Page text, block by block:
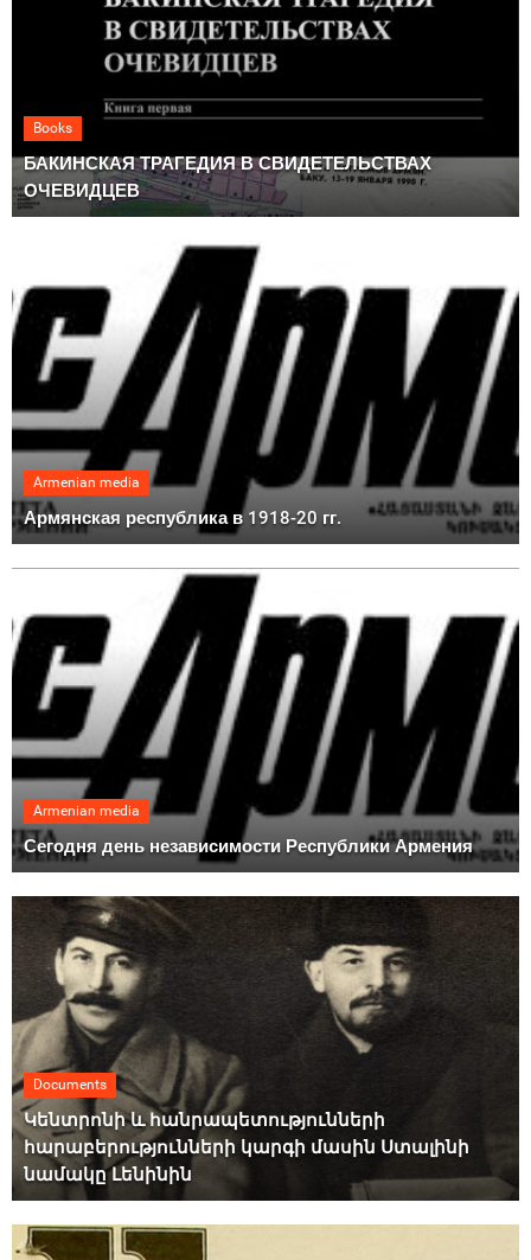
Books
БАКИНСКАЯ ТРАГЕДИЯ В СВИДЕТЕЛЬСТВАХ
ОЧЕВИДЦЕВ
Armenian media
Армянская республика в 1918-20 гг.
Armenian media
Сегодня день независимости Республики Армения
Documents
Կենտրոնի և հանրապետությունների
հարաբերությունների կարգի մասին Ստալինի
նամակը Լենինին